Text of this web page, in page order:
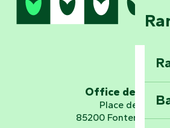
Office de
Place de
85200 Fontenay-le-